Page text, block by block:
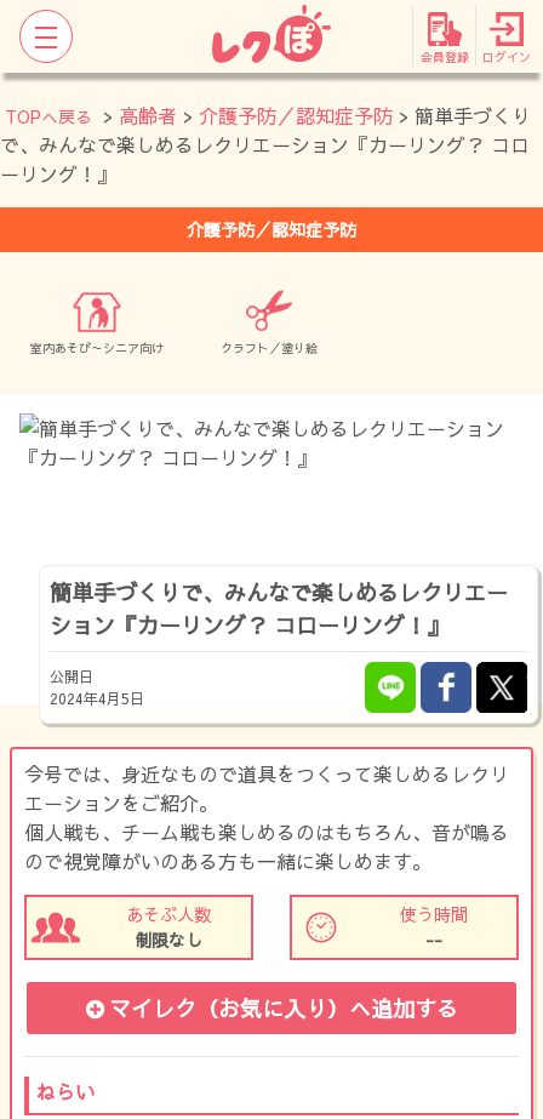
会員登録 ログイン
TOPへ戻る > 高齢者 > 介護予防／認知症予防 > 簡単手づくり
で、みんなで楽しめるレクリエーション『カーリング？ コロ
ーリング！』
介護予防／認知症予防
室内あそび～シニア向け クラフト／塗り絵
簡単手づくりで、みんなで楽しめるレクリエー
ション『カーリング？ コローリング！』
公開日
2024年4月5日
今号では、身近なもので道具をつくって楽しめるレクリ
エーションをご紹介。
個人戦も、チーム戦も楽しめるのはもちろん、音が鳴る
ので視覚障がいのある方も一緒に楽しめます。
あそぶ人数
制限なし
使う時間
--
マイレク（お気に入り） へ追加する
ねらい